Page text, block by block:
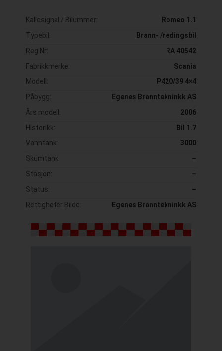
Kallesignal / Bilummer:
Romeo 1.1
Typebil:
Brann- /redingsbil
Reg Nr:
RA 40542
Fabrikkmerke:
Scania
Modell:
P420/39 4×4
Påbygg:
Egenes Branntekninkk AS
Års modell:
2006
Historikk:
Bil 1.7
Vanntank:
3000
Skumtank:
–
Stasjon:
–
Status:
–
Rettigheter Bilde:
Egenes Branntekninkk AS